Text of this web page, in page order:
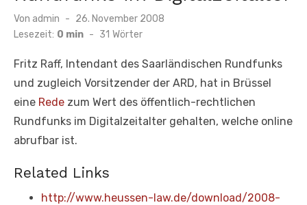
Von admin
Veröffentlicht
am
26. November 2008
Lesezeit: 0 min - 31 Wörter
Fritz Raff, Intendant des Saarländischen Rundfunks
und zugleich Vorsitzender der ARD, hat in Brüssel
eine Rede zum Wert des öffentlich-rechtlichen
Rundfunks im Digitalzeitalter gehalten, welche online
abrufbar ist.
Related Links
http://www.heussen-law.de/download/2008-